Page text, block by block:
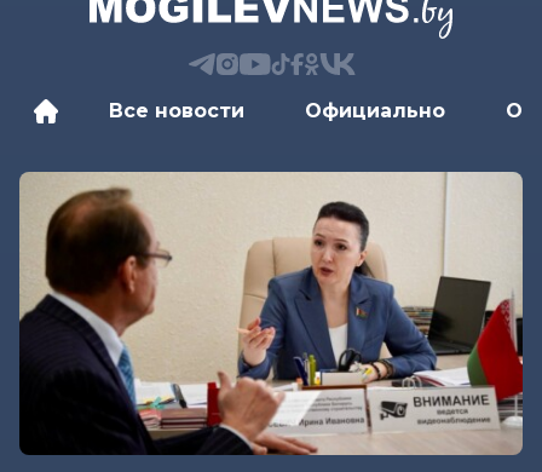
Все новости Официально